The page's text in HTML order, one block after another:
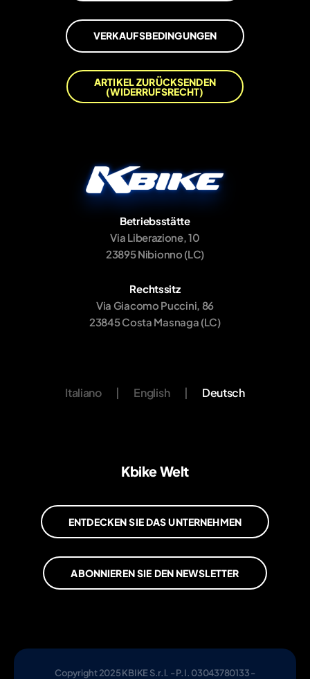
VERKAUFSBEDINGUNGEN
ARTIKEL ZURÜCKSENDEN
(WIDERRUFSRECHT)
Betriebsstätte
Via Liberazione, 10
23895 Nibionno (LC)
Rechtssitz
Via Giacomo Puccini, 86
23845 Costa Masnaga (LC)
Italiano | English | Deutsch
Kbike Welt
ENTDECKEN SIE DAS UNTERNEHMEN
ABONNIEREN SIE DEN NEWSLETTER
Copyright 2025 KBIKE S.r.l. - P.I. 03043780133 -